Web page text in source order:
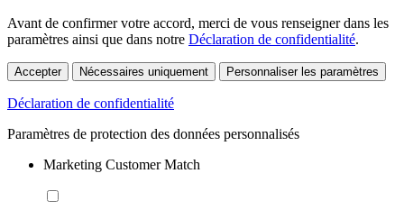
Avant de confirmer votre accord, merci de vous renseigner dans les
paramètres ainsi que dans notre Déclaration de confidentialité.
Accepter Nécessaires uniquement Personnaliser les paramètres
Déclaration de confidentialité
Paramètres de protection des données personnalisés
Marketing Customer Match